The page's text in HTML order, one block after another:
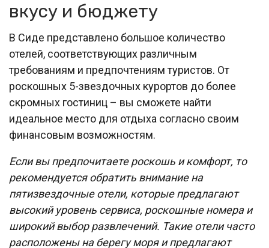
вкусу и бюджету
В Сиде представлено большое количество
отелей, соответствующих различным
требованиям и предпочтениям туристов. От
роскошных 5-звездочных курортов до более
скромных гостиниц – вы сможете найти
идеальное место для отдыха согласно своим
финансовым возможностям.
Если вы предпочитаете роскошь и комфорт, то
рекомендуется обратить внимание на
пятизвездочные отели, которые предлагают
высокий уровень сервиса, роскошные номера и
широкий выбор развлечений. Такие отели часто
расположены на берегу моря и предлагают